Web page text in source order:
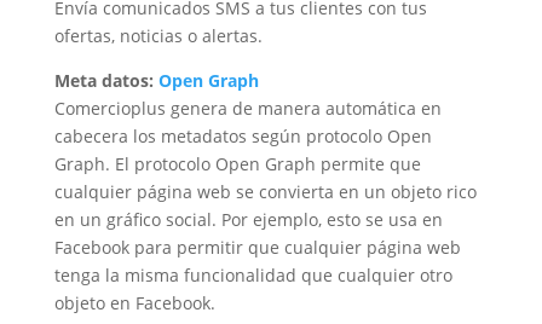
Envía comunicados SMS a tus clientes con tus
ofertas, noticias o alertas.
Meta datos: Open Graph
Comercioplus genera de manera automática en
cabecera los metadatos según protocolo Open
Graph. El protocolo Open Graph permite que
cualquier página web se convierta en un objeto rico
en un gráfico social. Por ejemplo, esto se usa en
Facebook para permitir que cualquier página web
tenga la misma funcionalidad que cualquier otro
objeto en Facebook.